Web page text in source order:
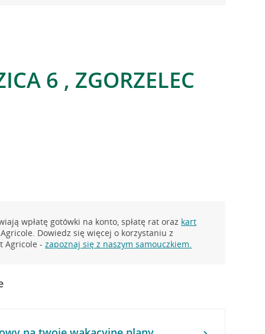
6 , ZGORZELEC
wpłatę gotówki na konto, spłatę rat oraz kart
Dowiedz się więcej o korzystaniu z
Agricole -zapoznaj się z naszym samouczkiem.